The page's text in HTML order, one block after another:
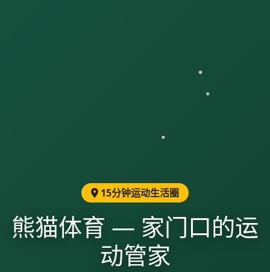
15分钟运动生活圈
熊猫体育 — 家门口的运
动管家